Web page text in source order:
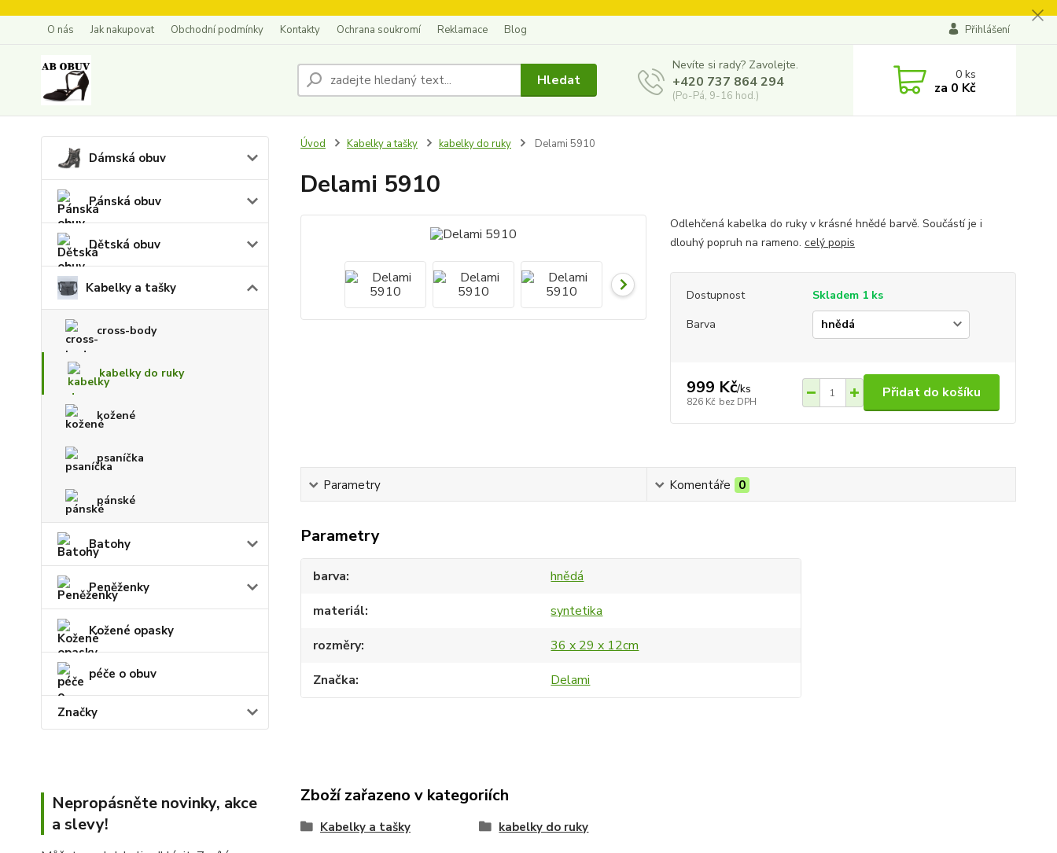
O nás Jak nakupovat Obchodní podmínky Kontakty Ochrana soukromí Reklamace Blog Přihlášení
Hledat
Nevíte si rady? Zavolejte.
+420 737 864 294
(Po-Pá, 9-16 hod.)
0ks
za 0 Kč
Dámská obuv
Pánská obuv
Dětská obuv
Kabelky a tašky
cross-body
kabelky do ruky
kožené
psaníčka
pánské
Batohy
Peněženky
Kožené opasky
péče o obuv
Značky
Nepropásněte novinky, akce
a slevy!
Úvod Kabelky a tašky kabelky do ruky Delami 5910
Delami 5910
Odlehčená kabelka do ruky v krásné hnědé barvě. Součástí je i
dlouhý popruh na rameno. celý popis
Dostupnost
Skladem 1 ks
Barva
999 Kč/ks
826 Kč bez DPH
Přidat do košíku
Parametry Komentáře 0
Parametry
barva
hnědá
materiál
syntetika
rozměry
36 x 29 x 12cm
Značka
Delami
Zboží zařazeno v kategoriích
Kabelky a tašky kabelky do ruky